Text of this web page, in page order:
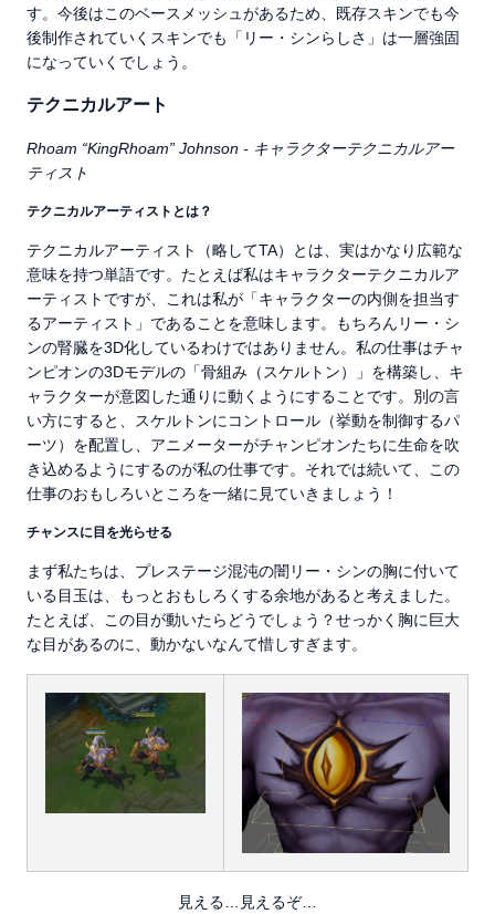
す。今後はこのベースメッシュがあるため、既存スキンでも今
後制作されていくスキンでも「リー・シンらしさ」は一層強固
になっていくでしょう。
テクニカルアート
Rhoam “KingRhoam” Johnson - キャラクターテクニカルアー
ティスト
テクニカルアーティストとは？
テクニカルアーティスト（略してTA）とは、実はかなり広範な
意味を持つ単語です。たとえば私はキャラクターテクニカルア
ーティストですが、これは私が「キャラクターの内側を担当す
るアーティスト」であることを意味します。もちろんリー・シ
ンの腎臓を3D化しているわけではありません。私の仕事はチャ
ンピオンの3Dモデルの「骨組み（スケルトン）」を構築し、キ
ャラクターが意図した通りに動くようにすることです。別の言
い方にすると、スケルトンにコントロール（挙動を制御するパ
ーツ）を配置し、アニメーターがチャンピオンたちに生命を吹
き込めるようにするのが私の仕事です。それでは続いて、この
仕事のおもしろいところを一緒に見ていきましょう！
チャンスに目を光らせる
まず私たちは、プレステージ混沌の闇リー・シンの胸に付いて
いる目玉は、もっとおもしろくする余地があると考えました。
たとえば、この目が動いたらどうでしょう？せっかく胸に巨大
な目があるのに、動かないなんて惜しすぎます。
見える…見えるぞ…